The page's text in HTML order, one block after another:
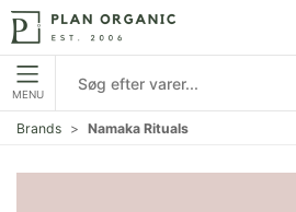
MENU
Brands Namaka Rituals